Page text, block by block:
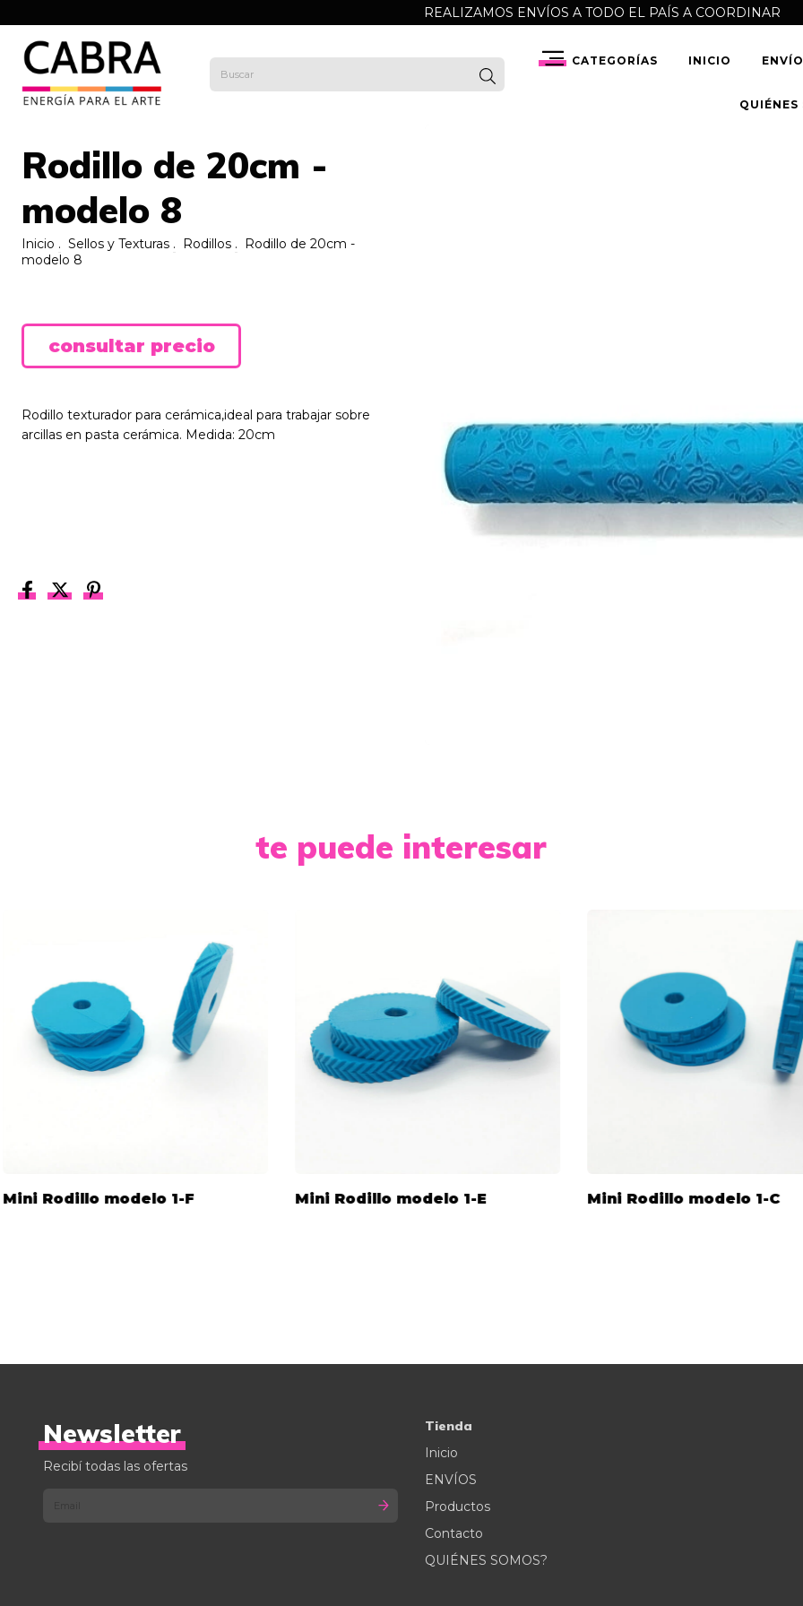
REALIZAMOS ENVÍOS A TODO EL PAÍS A COORDINAR
CATEGORÍAS INICIO
QUIÉNES
Rodillo de 20cm -
modelo 8
Inicio . Sellos y Texturas . Rodillos . Rodillo de 20cm -
modelo 8
Rodillo texturador para cerámica,ideal para trabajar sobre
arcillas en pasta cerámica. Medida: 20cm
te puede interesar
Mini Rodillo modelo 1-F Mini Rodillo modelo 1-E Mini Rodillo modelo 1-C
Newsletter
Recibí todas las ofertas
Tienda
Inicio
ENVÍOS
Productos
Contacto
QUIÉNES SOMOS?